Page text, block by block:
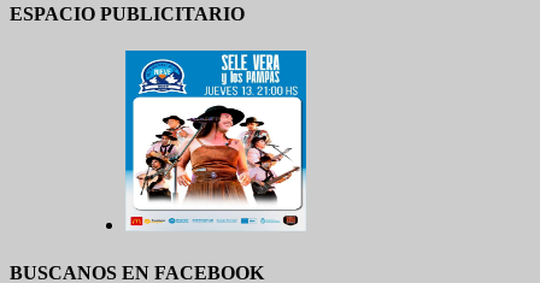
ESPACIO PUBLICITARIO
BUSCANOS EN FACEBOOK